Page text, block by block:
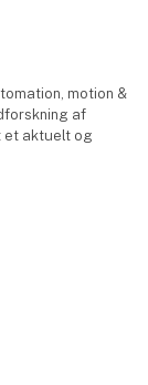
motion &
af
et aktuelt og